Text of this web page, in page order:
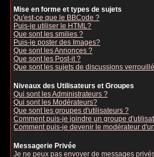
Mise en forme et types de sujets
Qu'est-ce que le BBCode ?
Puis-je utiliser le HTML?
Que sont les smilies ?
Puis-je poster des Images?
Que sont les Annonces ?
Que sont les Post-it ?
Que sont les sujets de discussions
Niveaux des Utilisateurs et Groupes
Qui sont les Administrateurs ?
Qui sont les Modérateurs?
Que sont les groupes d'utilisateurs ?
Comment puis-je joindre un groupe
Comment puis-je devenir le modérateur
Messagerie Privée
Je ne peux pas envoyer de messages